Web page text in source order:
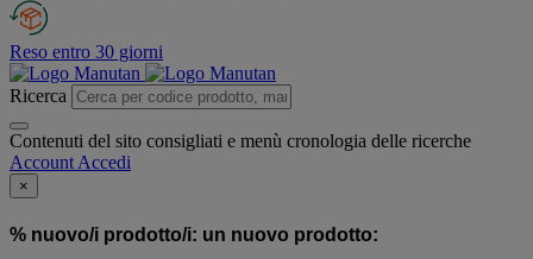
Reso entro 30 giorni
Ricerca
Contenuti del sito consigliati e menù cronologia delle ricerche
Account Accedi
×
% nuovo/i prodotto/i: un nuovo prodotto: